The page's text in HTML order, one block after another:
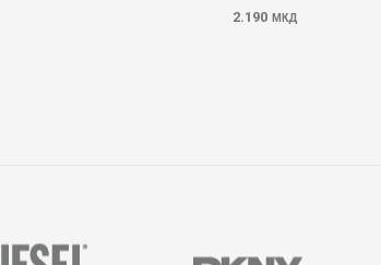
2.190 МКД